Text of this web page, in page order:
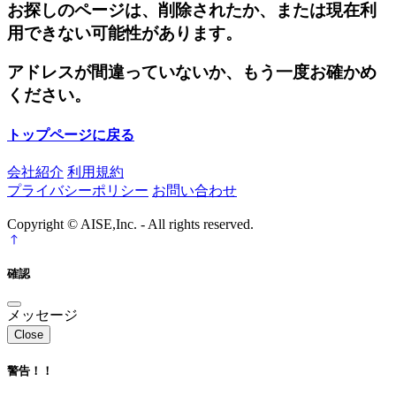
お探しのページは、削除されたか、または現在利
用できない可能性があります。
アドレスが間違っていないか、もう一度お確かめ
ください。
トップページに戻る
会社紹介 利用規約
プライバシーポリシー お問い合わせ
Copyright © AISE,Inc. - All rights reserved.
確認
メッセージ
Close
警告！！